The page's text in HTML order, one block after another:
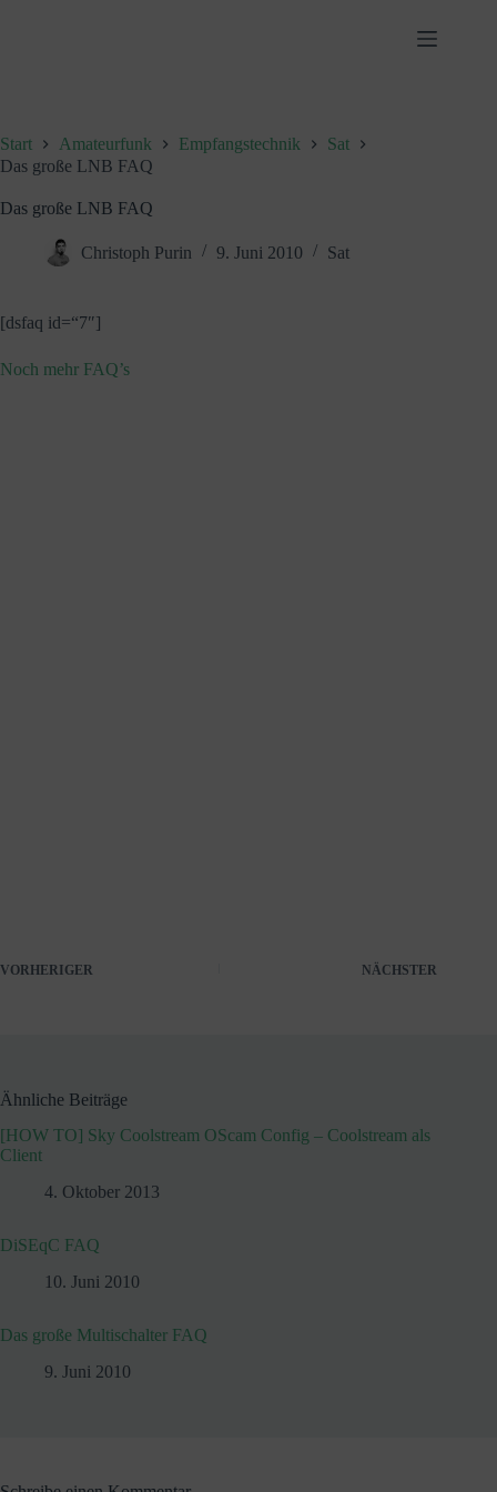
Start Amateurfunk Empfangstechnik
Sat
Das große LNB FAQ
Das große LNB FAQ
Christoph Purin 9. Juni 2010 Sat
[dsfaq id=“7″]
Noch mehr FAQ’s
VORHERIGER NÄCHSTER
Ähnliche Beiträge
[HOW TO] Sky Coolstream OScam Config – Coolstream als
Client
4. Oktober 2013
DiSEqC FAQ
10. Juni 2010
Das große Multischalter FAQ
9. Juni 2010